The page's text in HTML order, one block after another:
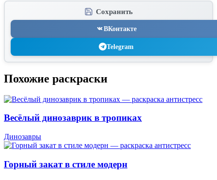
Сохранить
ВКонтакте
Telegram
Похожие раскраски
Весёлый динозаврик в тропиках
Динозавры
Горный закат в стиле модерн